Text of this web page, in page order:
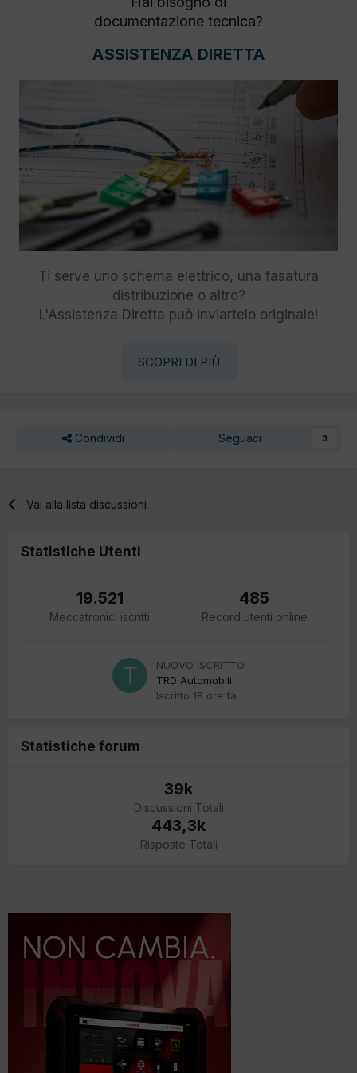
documentazione tecnica?
ASSISTENZA DIRETTA
Ti serve uno schema elettrico, una fasatura
distribuzione o altro?
L'Assistenza Diretta può inviartelo originale!
SCOPRI DI PIÙ
Condividi Seguaci 3
Vai alla lista discussioni
Statistiche Utenti
19.521
Meccatronici iscritti
485
Record utenti online
NUOVO ISCRITTO
TRD Automobili
Iscritto 18 ore fa
Statistiche forum
39k
Discussioni Totali
443,3k
Risposte Totali